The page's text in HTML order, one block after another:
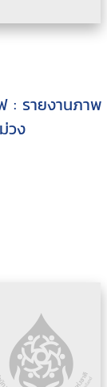
: รายงานภาพ
วง